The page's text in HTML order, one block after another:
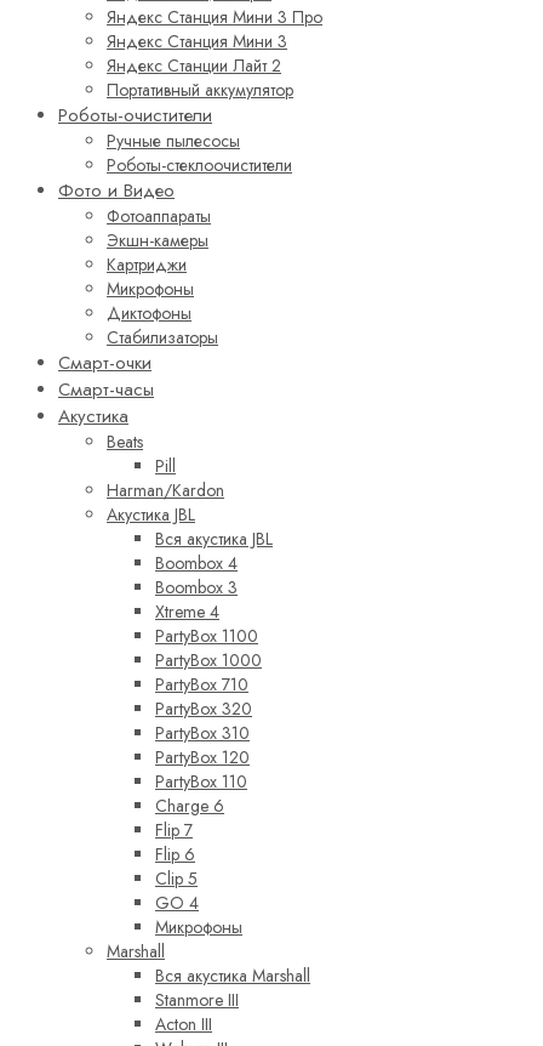
Яндекс Станция Мини 3 Про
Яндекс Станция Мини 3
Яндекс Станции Лайт 2
Портативный аккумулятор
Роботы-очистители
Ручные пылесосы
Роботы-стеклоочистители
Фото и Видео
Фотоаппараты
Экшн-камеры
Картриджи
Микрофоны
Диктофоны
Стабилизаторы
Смарт-очки
Смарт-часы
Акустика
Beats
Pill
Harman/Kardon
Акустика JBL
Вся акустика JBL
Boombox 4
Boombox 3
Xtreme 4
PartyBox 1100
PartyBox 1000
PartyBox 710
PartyBox 320
PartyBox 310
PartyBox 120
PartyBox 110
Charge 6
Flip 7
Flip 6
Clip 5
GO 4
Микрофоны
Marshall
Вся акустика Marshall
Stanmore III
Acton III